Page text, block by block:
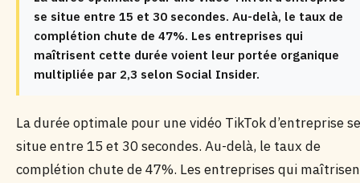
se situe entre 15 et 30 secondes. Au-delà, le taux de
complétion chute de 47%. Les entreprises qui
maîtrisent cette durée voient leur portée organique
multipliée par 2,3 selon Social Insider.
La durée optimale pour une vidéo TikTok d’entreprise se
situe entre 15 et 30 secondes. Au-delà, le taux de
complétion chute de 47%. Les entreprises qui